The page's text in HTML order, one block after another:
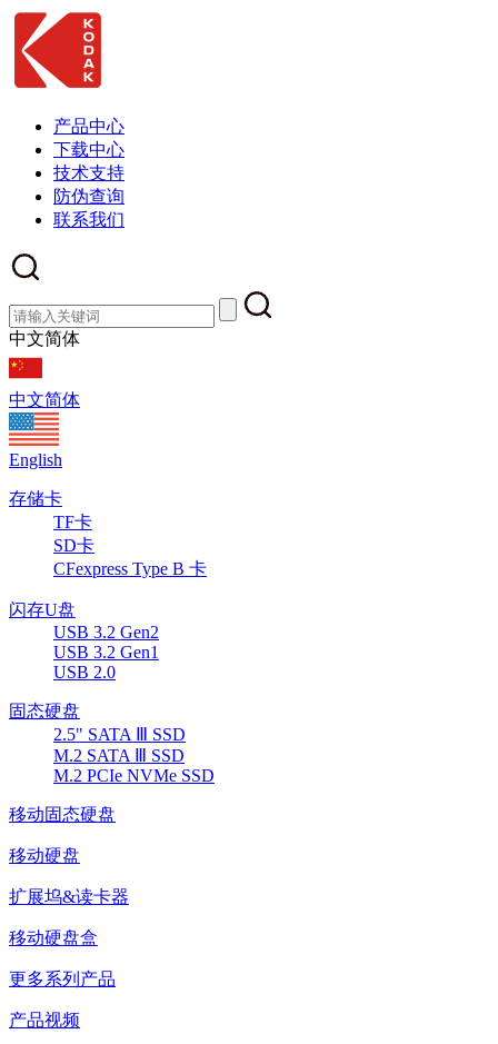
产品中心
下载中心
技术支持
防伪查询
联系我们
中文简体
中文简体
English
存储卡
TF卡
SD卡
CFexpress Type B 卡
闪存U盘
USB 3.2 Gen2
USB 3.2 Gen1
USB 2.0
固态硬盘
2.5" SATA Ⅲ SSD
M.2 SATA Ⅲ SSD
M.2 PCIe NVMe SSD
移动固态硬盘
移动硬盘
扩展坞&读卡器
移动硬盘盒
更多系列产品
产品视频